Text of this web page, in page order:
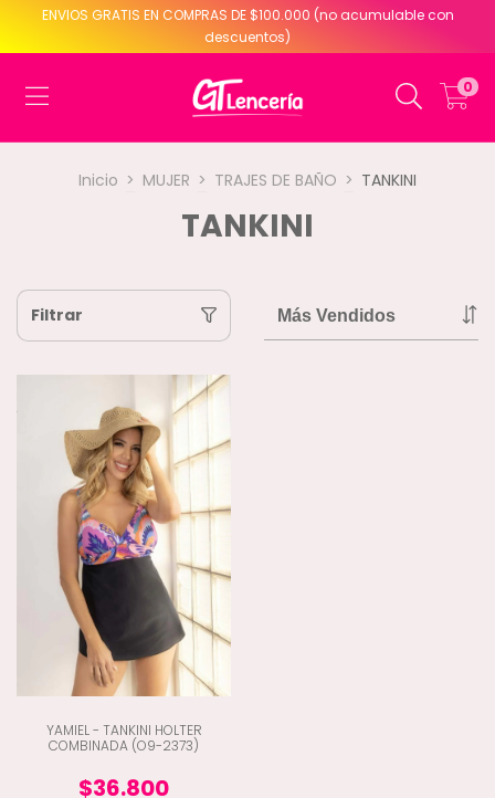
ENVIOS GRATIS EN COMPRAS DE $100.000 (no acumulable con
descuentos)
0
Inicio > MUJER > TRAJES DE BAÑO > TANKINI
TANKINI
Filtrar
YAMIEL - TANKINI HOLTER
COMBINADA (O9-2373)
$36.800